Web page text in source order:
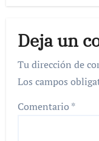
Deja un
Tu dirección de
Los campos
Comentario *